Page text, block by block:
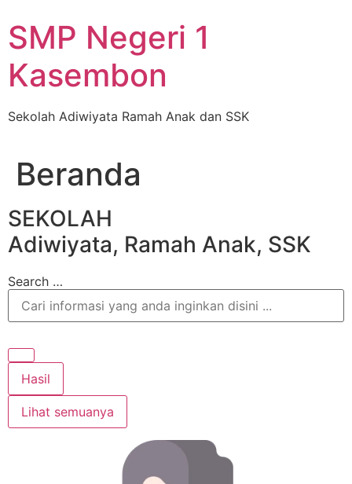
to
content
SMP Negeri 1
Kasembon
Sekolah Adiwiyata Ramah Anak dan SSK
Beranda
SEKOLAH
Adiwiyata, Ramah Anak, SSK
Search …
Hasil
Lihat semuanya